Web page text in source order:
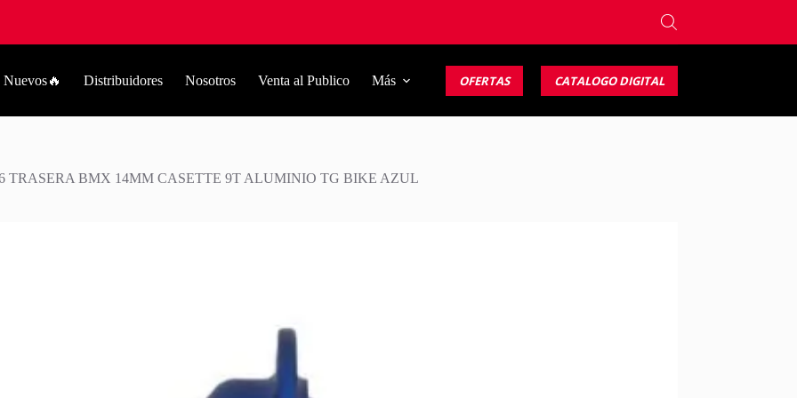
Nuevos🔥 Distribuidores Nosotros Venta al Publico Más OFERTAS CATALOGO DIGITAL
TRASERA BMX 14MM CASETTE 9T ALUMINIO TG BIKE AZUL